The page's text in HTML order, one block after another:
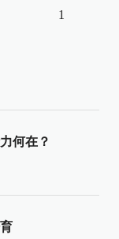
1
何在？